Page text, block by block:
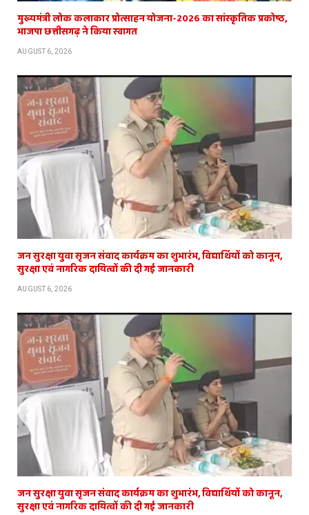
मुख्यमंत्री लोक कलाकार प्रोत्साहन योजना-2026 का सांस्कृतिक प्रकोष्ठ,
भाजपा छत्तीसगढ़ ने किया स्वागत
AUGUST 6, 2026
जन सुरक्षा युवा सृजन संवाद कार्यक्रम का शुभारंभ, विद्यार्थियों को कानून,
सुरक्षा एवं नागरिक दायित्वों की दी गई जानकारी
AUGUST 6, 2026
जन सुरक्षा युवा सृजन संवाद कार्यक्रम का शुभारंभ, विद्यार्थियों को कानून,
सुरक्षा एवं नागरिक दायित्वों की दी गई जानकारी